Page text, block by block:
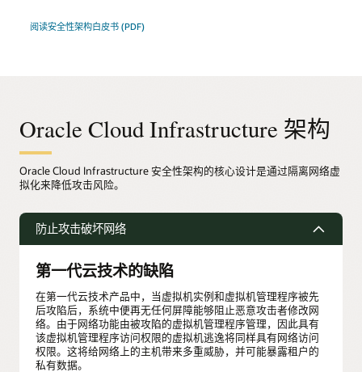
阅读安全性架构白皮书 (PDF)
Oracle Cloud Infrastructure 架构
Oracle Cloud Infrastructure 安全性架构的核心设计是通过隔离网络虚
拟化来降低攻击风险。
防止攻击破坏网络
第一代云技术的缺陷
在第一代云技术产品中，当虚拟机实例和虚拟机管理程序被先
后攻陷后，系统中便再无任何屏障能够阻止恶意攻击者修改网
络。由于网络功能由被攻陷的虚拟机管理程序管理，因此具有
该虚拟机管理程序访问权限的虚拟机逃逸将同样具有网络访问
权限。这将给网络上的主机带来多重威胁，并可能暴露租户的
私有数据。